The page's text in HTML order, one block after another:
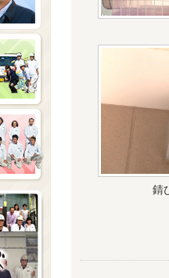
錆